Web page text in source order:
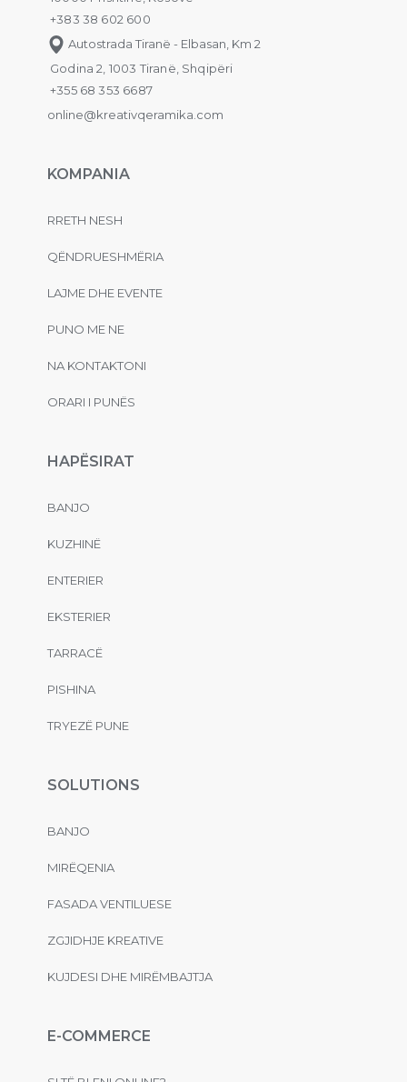
+383 38 602 600
Autostrada Tiranë - Elbasan, Km 2
Godina 2, 1003 Tiranë, Shqipëri
+355 68 353 6687
online@kreativqeramika.com
KOMPANIA
RRETH NESH
QËNDRUESHMËRIA
LAJME DHE EVENTE
PUNO ME NE
NA KONTAKTONI
ORARI I PUNËS
HAPËSIRAT
BANJO
KUZHINË
ENTERIER
EKSTERIER
TARRACË
PISHINA
TRYEZË PUNE
SOLUTIONS
BANJO
MIRËQENIA
FASADA VENTILUESE
ZGJIDHJE KREATIVE
KUJDESI DHE MIRËMBAJTJA
E-COMMERCE